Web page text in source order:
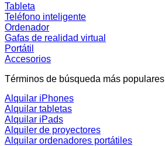
Tableta
Teléfono inteligente
Ordenador
Gafas de realidad virtual
Portátil
Accesorios
Términos de búsqueda más populares
Alquilar iPhones
Alquilar tabletas
Alquilar iPads
Alquiler de proyectores
Alquilar ordenadores portátiles